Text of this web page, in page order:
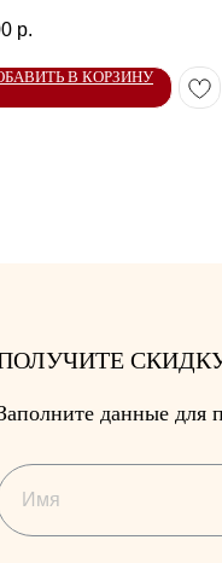
р.
В КОРЗИНУ
данные для